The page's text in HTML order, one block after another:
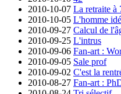
2010-10-07 La retraite à
2010-10-05 L'homme
2010-09-27 Calcul de
2010-09-25 L'intrus
2010-09-06 Fan-art :
2010-09-05 Sale prof
2010-09-02 C'est la
2010-08-27 Fan-art :